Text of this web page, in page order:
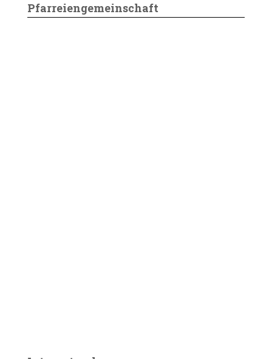
Pfarreiengemeinschaft